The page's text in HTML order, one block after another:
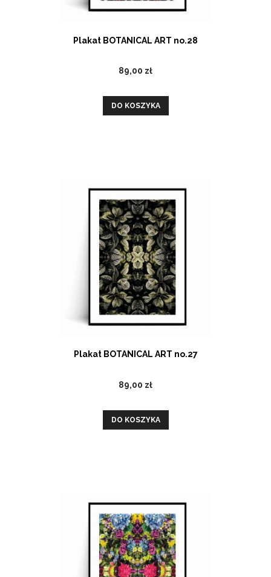
Plakat BOTANICAL ART no.28
89,00 zł
DO KOSZYKA
Plakat BOTANICAL ART no.27
89,00 zł
DO KOSZYKA